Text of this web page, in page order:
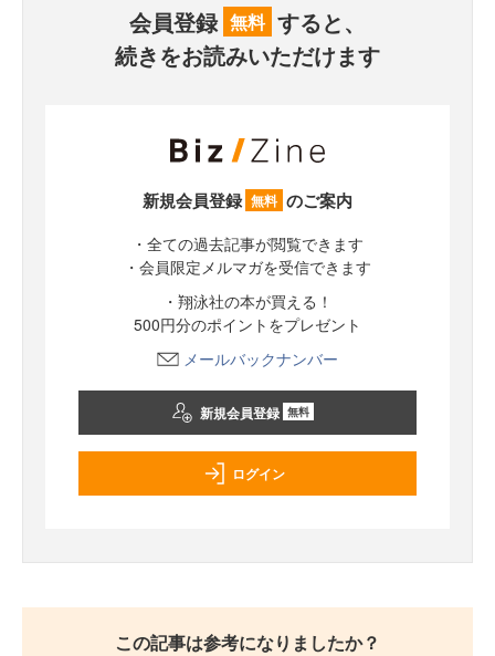
会員登録 無料 すると、
続きをお読みいただけます
新規会員登録 無料 のご案内
・全ての過去記事が閲覧できます
・会員限定メルマガを受信できます
・翔泳社の本が買える！
500円分のポイントをプレゼント
メールバックナンバー
新規会員登録 無料
ログイン
この記事は参考になりましたか？